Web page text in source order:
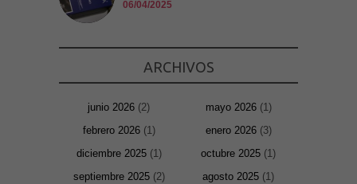
06/04/2025
ARCHIVOS
junio 2026 (2) mayo 2026(1)
febrero 2026(1) enero 2026(3)
diciembre 2025(1) octubre 2025 (1)
septiembre 2025(2) agosto 2025 (1)